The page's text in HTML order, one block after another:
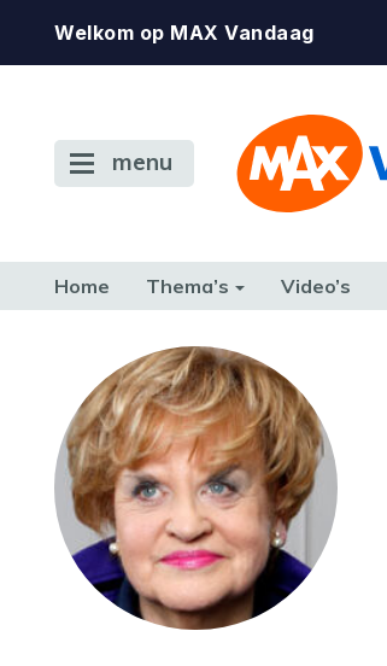
Welkom op MAX Vandaag
menu
Home Thema’s Video’s
TERUG NAAR TOEN